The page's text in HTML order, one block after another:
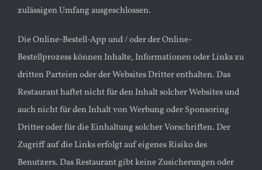
zulässigen Umfang ausgeschlossen.
Die Online-Bestell-App und / oder der Online-
Bestellprozess können Inhalte, Informationen oder Links zu
dritten Parteien oder der Websites Dritter enthalten. Das
Restaurant haftet nicht für den Inhalt solcher Websites und
auch nicht für den Inhalt von Werbung oder Sponsoring
Dritter oder für die Einhaltung solcher Vorschriften. Der
Zugriff auf die Links erfolgt auf eigenes Risiko des
Benutzers. Das Restaurant gibt keine Zusicherungen oder